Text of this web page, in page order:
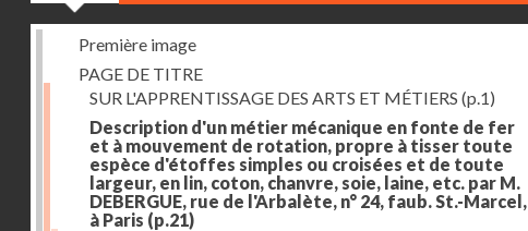
Première image
PAGE DE TITRE
SUR L'APPRENTISSAGE DES ARTS ET MÉTIERS (p.1)
Description d'un métier mécanique en fonte de fer
et à mouvement de rotation, propre à tisser toute
espèce d'étoffes simples ou croisées et de toute
largeur, en lin, coton, chanvre, soie, laine, etc. par M.
DEBERGUE, rue de l'Arbalète, n° 24, faub. St.-Marcel,
à Paris (p.21)